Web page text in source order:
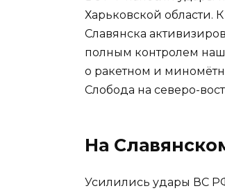
Харьковской области.
Славянска
полным контролем
о ракетном и
Слобода на северо-
На
Усилились удары ВС